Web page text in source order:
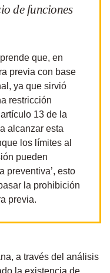
de funciones
que, en
previa con base
ya que sirvió
restricción
13 de la
alcanzar esta
los límites al
pueden
preventiva’, esto
la prohibición
previa.
a través del análisis
la existencia de